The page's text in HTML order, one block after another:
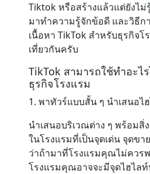
Tiktok หรือสร้างแล้วแต่ยังไม่
มาทำความรู้จักข้อดี และวิธีก
เนื้อหา TikTok สำหรับธุรกิจโ
เที่ยวกันครับ
TikTok สามารถใช้ทำอะไ
ธุรกิจโรงแรม
1. พาทัวร์แบบสั้น ๆ นำเสนอไ
นำเสนอบริเวณต่าง ๆ พร้อมสิ่
ในโรงแรมที่เป็นจุดเด่น จุดขา
ว่าถ้ามาที่โรงแรมคุณไม่ควร
โรงแรมคุณอาจจะมีจุดไฮไล